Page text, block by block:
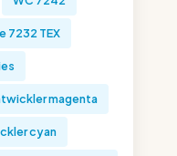
7232 TEX
magenta
cyan